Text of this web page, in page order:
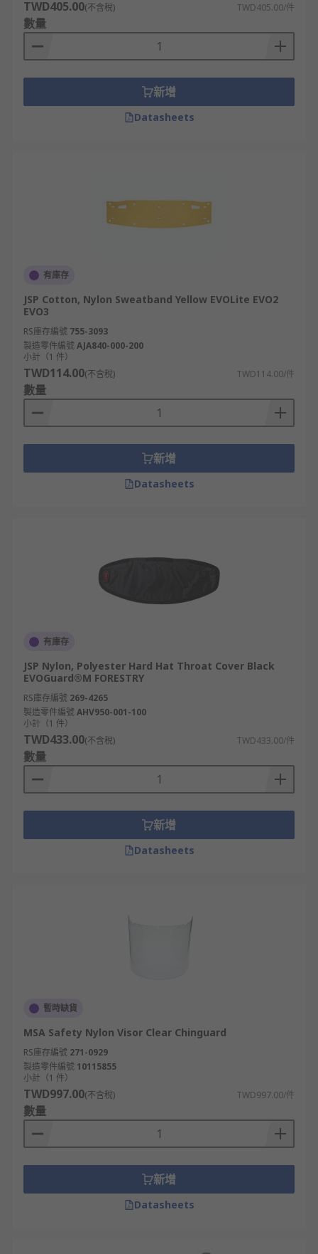
TWD405.00(不含稅) TWD405.00/件
數量
新增
Datasheets
有庫存
JSP Cotton, Nylon Sweatband Yellow EVOLite EVO2
EVO3
RS庫存編號 755-3093
製造零件編號AJA840-000-200
小計（1 件）
TWD114.00(不含稅) TWD114.00/件
數量
新增
Datasheets
有庫存
JSP Nylon, Polyester Hard Hat Throat Cover Black
EVOGuard®M FORESTRY
RS庫存編號 269-4265
製造零件編號AHV950-001-100
小計（1 件）
TWD433.00(不含稅) TWD433.00/件
數量
新增
Datasheets
暫時缺貨
MSA Safety Nylon Visor Clear Chinguard
RS庫存編號 271-0929
製造零件編號 10115855
小計（1 件）
TWD997.00(不含稅) TWD997.00/件
數量
新增
Datasheets